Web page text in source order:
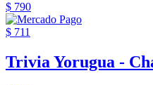
$ 790
$ 711
Trivia Yorugua -